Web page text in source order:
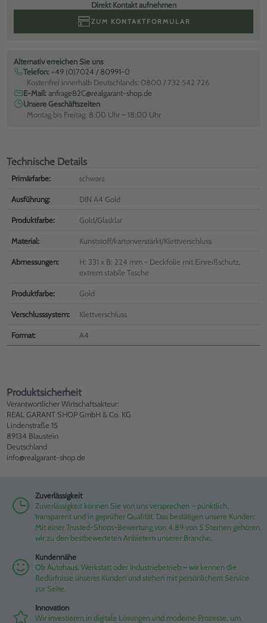
Direkt Kontakt aufnehmen
ZUM KONTAKTFORMULAR
Alternativ erreichen Sie uns
Telefon: +49 (0)7024 / 80991-0
Kostenfrei innerhalb Deutschlands: 0800 / 732 542 726
E-Mail:anfrageB2C@realgarant-shop.de
Unsere Geschäftszeiten
Montag bis Freitag: 8:00 Uhr – 18:00 Uhr
Technische Details
Primärfarbe: schwarz
Ausführung: DIN A4 Gold
Produktfarbe: Gold/Glasklar
Material: Kunststoff/kartonverstärkt/Klettverschluss
Abmessungen:
H: 331 x B: 224 mm - Deckfolie mit Einreißschutz,
extrem stabile Tasche
Produktfarbe: Gold
Verschlusssystem: Klettverschluss
Format: A4
Produktsicherheit
Verantwortlicher Wirtschaftsakteur:
REAL GARANT SHOP GmbH & Co. KG
Lindenstraße 15
89134 Blaustein
Deutschland
info@realgarant-shop.de
Zuverlässigkeit
Zuverlässigkeit können Sie von uns versprechen – pünktlich,
transparent und in geprüfter Qualität. Das bestätigen unsere Kunden:
Mit einer Trusted-Shops-Bewertung von 4.89 von 5 Sternen gehören
wir zu den bestbewerteten Anbietern unserer Branche.
Kundennähe
Ob Autohaus, Werkstatt oder Industriebetrieb – wir kennen die
Bedürfnisse unserer Kunden und stehen mit persönlichem Service
zur Seite.
Innovation
Wir investieren in digitale Lösungen und moderne Prozesse, um